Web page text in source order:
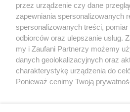
O FIRMIE POLITYKA
REKLAMA WSPÓŁPRACA RSS
Nasze
Aktualności
Tcz24
przez urządzenie czy dane
zapewniania spersonalizowanych
spersonalizowanych treści,
odbiorców oraz ulepszanie usług.
my i Zaufani Partnerzy możemy
danych geolokalizacyjnych oraz
charakterystykę urządzenia do
Ponieważ cenimy Twoją